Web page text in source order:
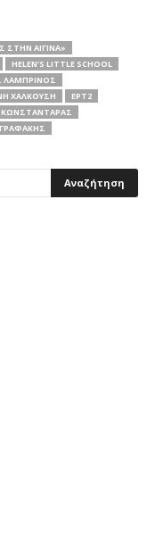
ΣΤΗΝ ΑΊΓΙΝΑ»
HELEN’S LITTLE SCHOOL
ΛΑΜΠΡΙΝΌΣ
ΧΑΛΚΟΎΣΗ
ΕΡΤ2